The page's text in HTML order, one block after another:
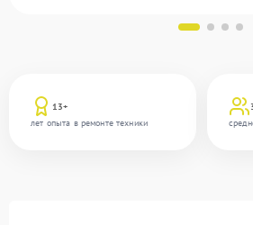
13+
лет опыта в ремонте техники